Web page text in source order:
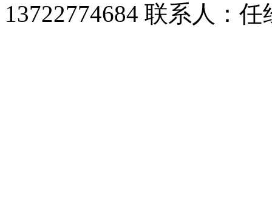
13722774684 联系人：任